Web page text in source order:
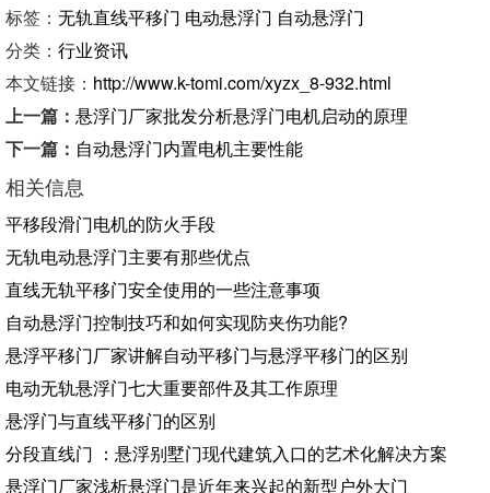
标签： 无轨直线平移门 电动悬浮门 自动悬浮门
分类： 行业资讯
本文链接： http://www.k-tomi.com/xyzx_8-932.html
上一篇： 悬浮门厂家批发分析悬浮门电机启动的原理
下一篇： 自动悬浮门内置电机主要性能
相关信息
平移段滑门电机的防火手段
无轨电动悬浮门主要有那些优点
直线无轨平移门安全使用的一些注意事项
​自动悬浮门控制技巧和如何实现防夹伤功能?
悬浮平移门厂家讲解自动平移门与悬浮平移门的区别
电动无轨悬浮门七大重要部件及其工作原理
悬浮门与直线平移门的区别
分段直线门 ：悬浮别墅门现代建筑入口的艺术化解决方案
​悬浮门厂家浅析悬浮门是近年来兴起的新型户外大门